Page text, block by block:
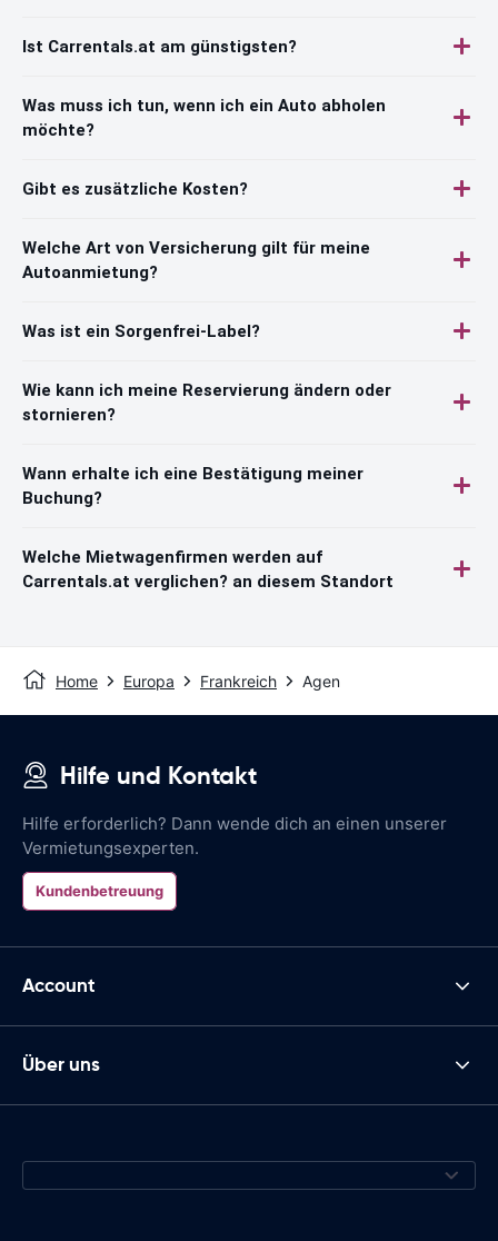
Ist Carrentals.at am günstigsten?
Was muss ich tun, wenn ich ein Auto abholen
möchte?
Gibt es zusätzliche Kosten?
Welche Art von Versicherung gilt für meine
Autoanmietung?
Was ist ein Sorgenfrei-Label?
Wie kann ich meine Reservierung ändern oder
stornieren?
Wann erhalte ich eine Bestätigung meiner
Buchung?
Welche Mietwagenfirmen werden auf
Carrentals.at verglichen? an diesem Standort
Home Europa Frankreich Agen
Hilfe und Kontakt
Hilfe erforderlich? Dann wende dich an einen unserer
Vermietungsexperten.
Kundenbetreuung
Account
Über uns